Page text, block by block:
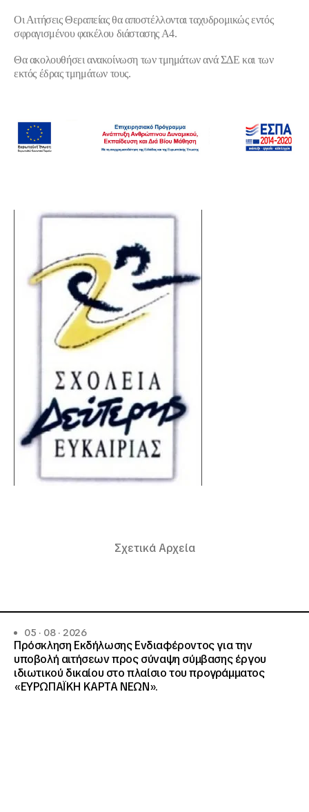
Οι Αιτήσεις Θεραπείας θα αποστέλλονται ταχυδρομικώς εντός
σφραγισμένου φακέλου διάστασης Α4.
Θα ακολουθήσει ανακοίνωση των τμημάτων ανά ΣΔΕ και των
εκτός έδρας τμημάτων τους.
Σχετικά Αρχεία
05 · 08 · 2026
Πρόσκληση Εκδήλωσης Ενδιαφέροντος για την
υποβολή αιτήσεων προς σύναψη σύμβασης έργου
ιδιωτικού δικαίου στο πλαίσιο του προγράμματος
«ΕΥΡΩΠΑΪΚΗ ΚΑΡΤΑ ΝΕΩΝ».